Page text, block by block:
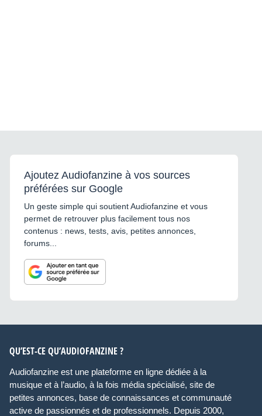
Ajoutez Audiofanzine à vos sources
préférées sur Google
Un geste simple qui soutient Audiofanzine et vous
permet de retrouver plus facilement tous nos
contenus : news, tests, avis, petites annonces,
forums...
QU’EST-CE QU’AUDIOFANZINE ?
Audiofanzine est une plateforme en ligne dédiée à la
musique et à l’audio, à la fois média spécialisé, site de
petites annonces, base de connaissances et communauté
active de passionnés et de professionnels. Depuis 2000,